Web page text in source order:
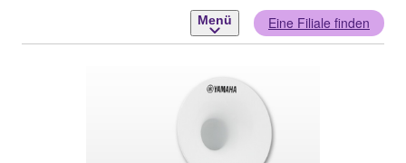
Menü Eine Filiale finden